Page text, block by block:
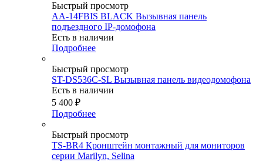
Быстрый просмотр
AA-14FBIS BLACK Вызывная панель
подъездного IP-домофона
Есть в наличии
Подробнее
Быстрый просмотр
ST-DS536C-SL Вызывная панель видеодомофона
Есть в наличии
5 400 ₽
Подробнее
Быстрый просмотр
TS-BR4 Кронштейн монтажный для мониторов
серии Marilyn, Selina